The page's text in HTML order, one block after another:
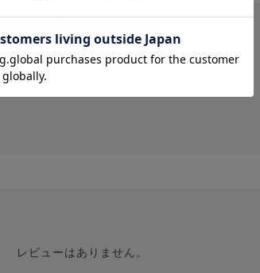
レビューはありません。
レビューはありません。